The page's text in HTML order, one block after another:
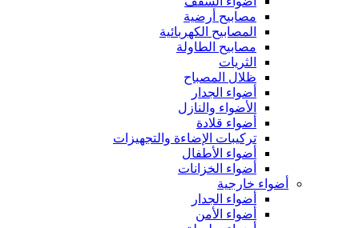
مصابيح أرضية
المصابيح الكهربائية
مصابيح الطاولة
الثريات
ظلال المصباح
أضواء الجدار
الأضواء والنازل
أضواء قلادة
تركيبات الإضاءة والتجهيزات
أضواء الأطفال
أضواء الخزانات
أضواء خارجية
أضواء الجدار
أضواء الأمن